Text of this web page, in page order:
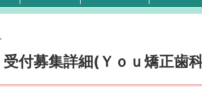
付募集詳細(Ｙｏｕ矯正歯